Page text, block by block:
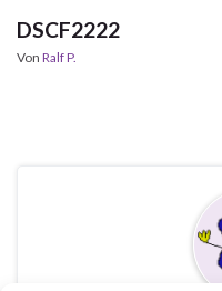
DSCF2222
Von Ralf P.